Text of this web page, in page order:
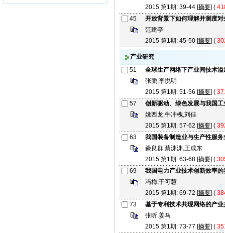
2015 第1期: 39-44 [摘要] (
45
开放背景下如何理解并测度
范建亭
2015 第1期: 45-50 [摘要] (
产业研究
51
全球生产网络下产业间技术溢
张鹏,李悦明
2015 第1期: 51-56 [摘要] (
57
创新驱动、绿色发展与我国
姚西龙,牛冲槐,刘佳
2015 第1期: 57-62 [摘要] (
63
我国装备制造业与生产性服
綦良群,蔡渊渊,王成东
2015 第1期: 63-68 [摘要] (
69
我国电力产业技术创新效率的
冯梅,于可慧
2015 第1期: 69-72 [摘要] (
73
基于专利技术共现网络的产
张昕,姜马
2015 第1期: 73-77 [摘要] (